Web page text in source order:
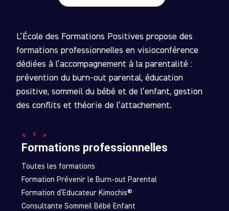
L’École des Formations Positives propose des
formations professionnelles en visioconférence
dédiées à l’accompagnement à la parentalité :
prévention du burn-out parental, éducation
positive, sommeil du bébé et de l’enfant, gestion
des conflits et théorie de l’attachement.
Formations professionnelles
Toutes les formations
Formation Prévenir le Burn-out Parental
Formation d’Educateur Kimochis®
Consultante Sommeil Bébé Enfant